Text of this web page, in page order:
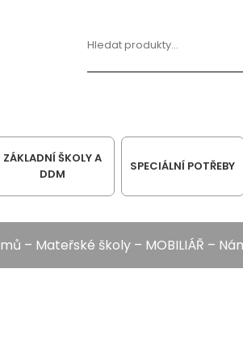
Hledat:
ZÁKLADNÍ ŠKOLY A
DDM
SPECIÁLNÍ POTŘEBY
– Mateřské školy – MOBILIÁŘ –